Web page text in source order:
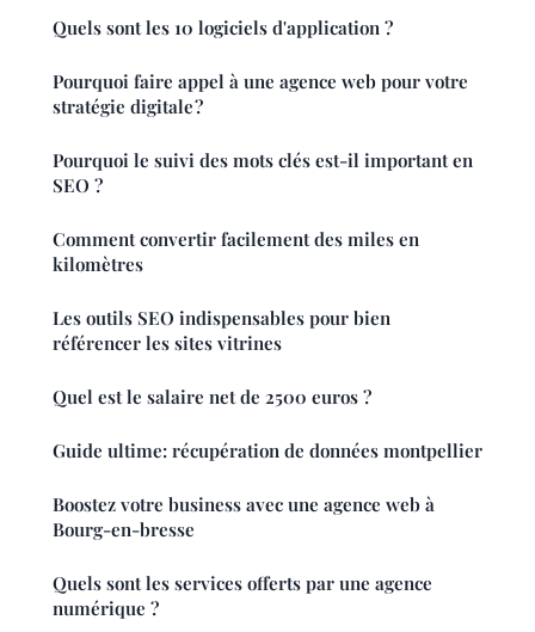
Quels sont les 10 logiciels d'application ?
Pourquoi faire appel à une agence web pour votre
stratégie digitale ?
Pourquoi le suivi des mots clés est-il important en
SEO ?
Comment convertir facilement des miles en
kilomètres
Les outils SEO indispensables pour bien
référencer les sites vitrines
Quel est le salaire net de 2500 euros ?
Guide ultime: récupération de données montpellier
Boostez votre business avec une agence web à
Bourg-en-bresse
Quels sont les services offerts par une agence
numérique ?